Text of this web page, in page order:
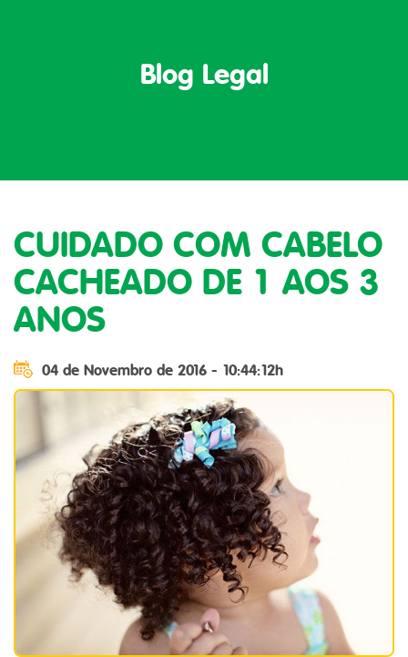
Blog Legal
CUIDADO COM CABELO
CACHEADO DE 1 AOS 3
ANOS
04 de Novembro de 2016 - 10:44:12h